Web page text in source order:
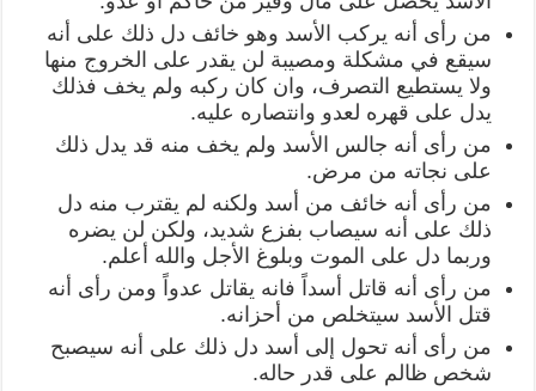
من رأى أنه يركب الأسد وهو خائف دل ذلك على أنه
سيقع في مشكلة ومصيبة لن يقدر على الخروج منها
ولا يستطيع التصرف، وان كان ركبه ولم يخف فذلك
يدل على قهره لعدو وانتصاره عليه.
من رأى أنه جالس الأسد ولم يخف منه قد يدل ذلك
على نجاته من مرض.
من رأى أنه خائف من أسد ولكنه لم يقترب منه دل
ذلك على أنه سيصاب بفزع شديد، ولكن لن يضره
وربما دل على الموت وبلوغ الأجل والله أعلم.
من رأى أنه قاتل أسداً فانه يقاتل عدواً ومن رأى أنه
قتل الأسد سيتخلص من أحزانه.
من رأى أنه تحول إلى أسد دل ذلك على أنه سيصبح
شخص ظالم على قدر حاله.